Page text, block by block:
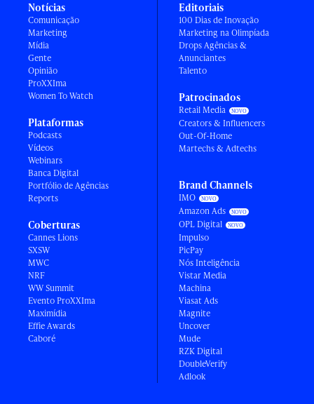
Notícias
Comunicação
Marketing
Mídia
Gente
Opinião
ProXXIma
Women To Watch
Plataformas
Podcasts
Vídeos
Webinars
Banca Digital
Portfólio de Agências
Reports
Coberturas
Cannes Lions
SXSW
MWC
NRF
WW Summit
Evento ProXXIma
Maximídia
Effie Awards
Caboré
Editoriais
100 Dias de Inovação
Marketing na Olimpíada
Drops Agências &
Anunciantes
Talento
Patrocinados
Retail Media
Creators & Influencers
Out-Of-Home
Martechs & Adtechs
Brand Channels
IMO
Amazon Ads
OPL Digital
Impulso
PicPay
Nós Inteligência
Vistar Media
Machina
Viasat Ads
Magnite
Uncover
Mude
RZK Digital
DoubleVerify
Adlook